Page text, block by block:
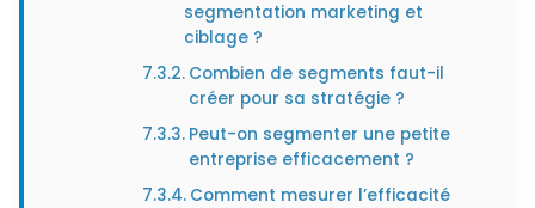
segmentation marketing et
ciblage ?
Combien de segments faut-il
créer pour sa stratégie ?
Peut-on segmenter une petite
entreprise efficacement ?
Comment mesurer l’efficacité